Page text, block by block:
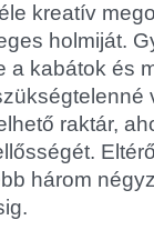
kreatív
holmiját.
kabátok és
raktár,
három